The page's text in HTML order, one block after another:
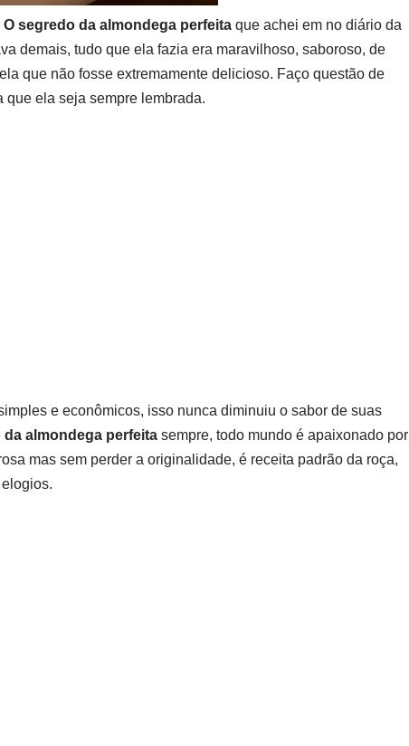
O segredo da almondega perfeitaque achei em no diário da
demais, tudo que ela fazia era maravilhoso, saboroso, de
que não fosse extremamente delicioso. Faço questão de
que ela seja sempre lembrada.
e econômicos, isso nunca diminuiu o sabor de suas
da almondega perfeita sempre, todo mundo é apaixonado por
mas sem perder a originalidade, é receita padrão da roça,